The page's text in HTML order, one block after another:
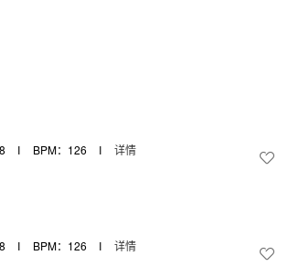
I BPM：126 I 详情
I BPM：126 I 详情